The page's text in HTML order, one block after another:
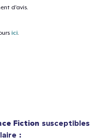
d'avis.
ici
Fiction susceptibles
: